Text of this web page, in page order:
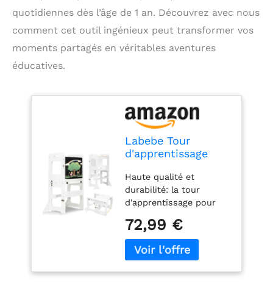
quotidiennes dès l’âge de 1 an. Découvrez avec nous
comment cet outil ingénieux peut transformer vos
moments partagés en véritables aventures
éducatives.
Labebe Tour
d'apprentissage
Tour d Observation
Pliable, Pieds Anti-
Bascule 2 en 1 Tour
d'apprentissage
Montessori Tour
d'observation - À
Partir de 18
Mois（Blanc）
Haute qualité et
durabilité: la tour
d'apprentissage pour
en bois MDF de haute
qualité. La structure
solide assure la grande
72,99 €